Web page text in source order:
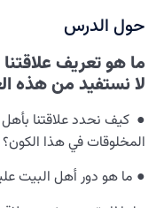
الانتباه؟
ماذا يعني أن الإنسان
جميع البشر؟
حول الدرس
ما هو تعريف
لا نستفيد من هذه
● كيف نحدد علاقتنا
المخلوقات في هذا الكون؟
● ما هو دور أهل البيت